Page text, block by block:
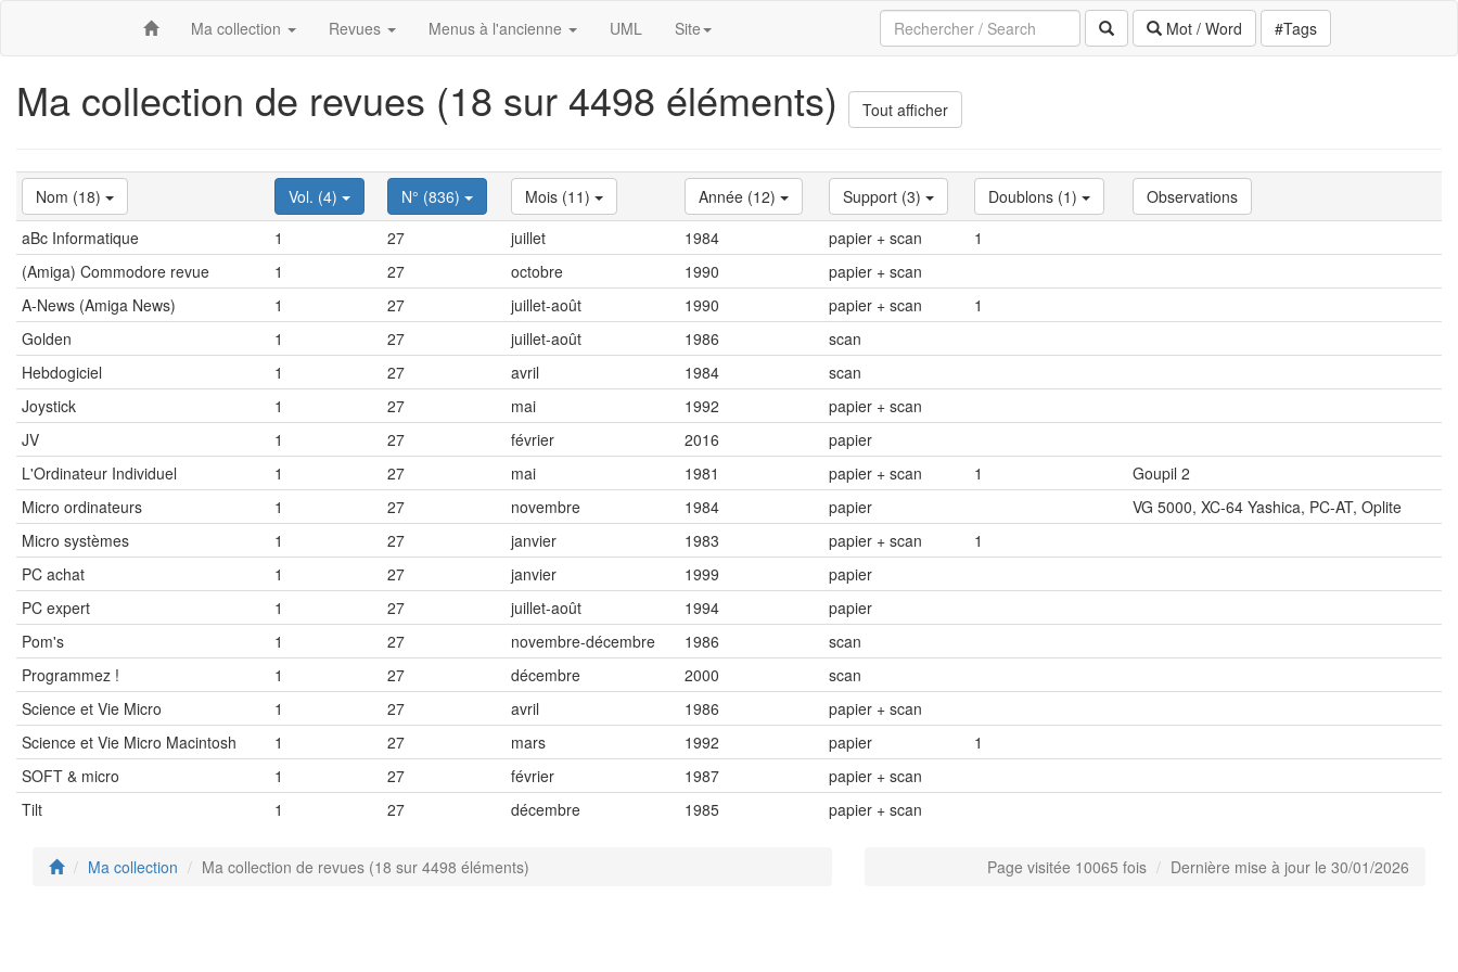
Ma collection Revues Menus à l'ancienne UML Site Mot / Word #Tags
Ma collection de revues (18 sur 4498 éléments) Tout afficher
Nom (18) Vol. (4) N° (836) Mois (11) Année (12) Support (3) Doublons (1)
Observations
aBc Informatique
1 27 juillet 1984 papier + scan
1
(Amiga) Commodore revue
1 27 octobre 1990
papier + scan
A-News (Amiga News)
1 27 juillet-août 1990 papier + scan
1
Golden
1 27 juillet-août 1986
scan
Hebdogiciel
1 27 avril 1984
scan
Joystick
1 27 mai 1992
papier + scan
JV
1 27 février 2016
papier
L'Ordinateur Individuel
1 27 mai 1981 papier + scan 1
Goupil 2
Micro ordinateurs
1 27 novembre 1984 papier
VG 5000, XC-64 Yashica, PC-AT, Oplite
Micro systèmes
1 27 janvier 1983 papier + scan
1
PC achat
1 27 janvier 1999
papier
PC expert
1 27 juillet-août 1994
papier
Pom's
1 27 novembre-décembre 1986
scan
Programmez !
1 27 décembre 2000
scan
Science et Vie Micro
1 27 avril 1986
papier + scan
Science et Vie Micro Macintosh
1 27 mars 1992 papier
1
SOFT & micro
1 27 février 1987
papier + scan
Tilt
1 27 décembre 1985 papier + scan
Ma collection Ma collection de revues (18 sur 4498 éléments) Page visitée 10065 fois Dernière mise à jour le 30/01/2026